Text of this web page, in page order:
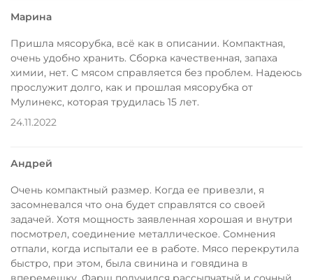
Марина
Пришла мясорубка, всё как в описании. Компактная,
очень удобно хранить. Сборка качественная, запаха
химии, нет. С мясом справляется без проблем. Надеюсь
прослужит долго, как и прошлая мясорубка от
Мулинекс, которая трудилась 15 лет.
24.11.2022
Андрей
Очень компактный размер. Когда ее привезли, я
засомневался что она будет справлятся со своей
задачей. Хотя мощность заявленная хорошая и внутри
посмотрел, соединение металлическое. Сомнения
отпали, когда испытали ее в работе. Мясо перекрутила
быстро, при этом, была свинина и говядина в